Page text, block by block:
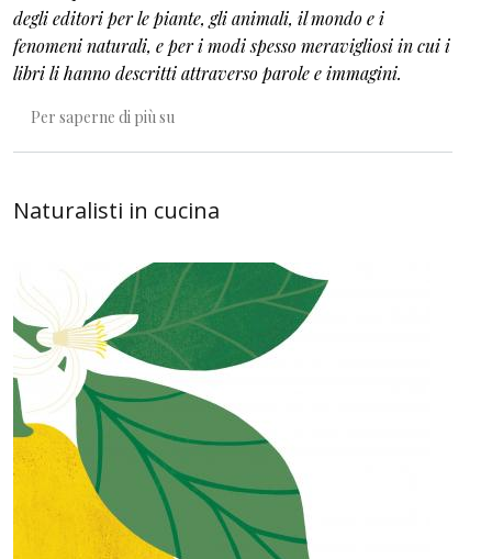
degli editori per le piante, gli animali, il mondo e i
fenomeni naturali, e per i modi spesso meravigliosi in cui i
libri li hanno descritti attraverso parole e immagini.
Per saperne di più su
Naturalisti in cucina